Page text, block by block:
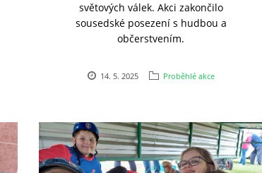
světových válek. Akci zakončilo
sousedské posezení s hudbou a
občerstvením.
14. 5. 2025 Proběhlé akce